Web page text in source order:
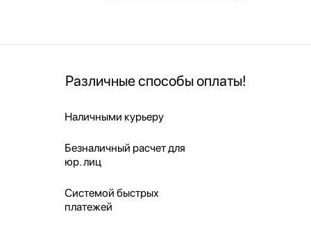
Различные способы оплаты!
Наличными курьеру
Безналичный расчет для
юр. лиц
Системой быстрых
платежей